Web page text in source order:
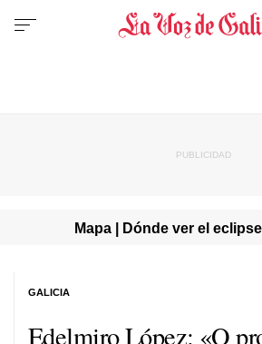
Mapa | Dónde ver el
Edelmiro López: «O
GALICIA